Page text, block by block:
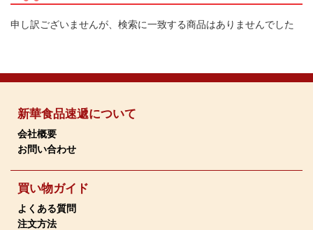
申し訳ございませんが、検索に一致する商品はありませんでした
新華食品速遞について
会社概要
お問い合わせ
買い物ガイド
よくある質問
注文方法